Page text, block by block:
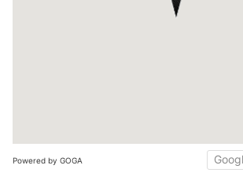
Powered by GOGA